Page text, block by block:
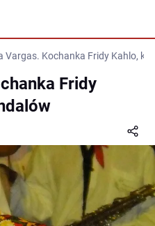
Vargas. Kochanka Fridy Kahlo,
Fridy